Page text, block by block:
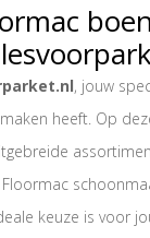
, jouw
heeft. Op
keuze is voor